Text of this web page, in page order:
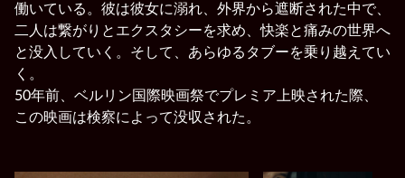
働いている。彼は彼女に溺れ、外界から遮断された中で、
二人は繋がりとエクスタシーを求め、快楽と痛みの世界へ
と没入していく。そして、あらゆるタブーを乗り越えてい
く。
50年前、ベルリン国際映画祭でプレミア上映された際、
この映画は検察によって没収された。